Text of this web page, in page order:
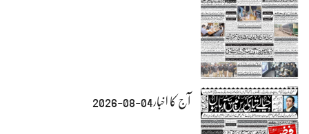
آج کا اخبار04-08-2026